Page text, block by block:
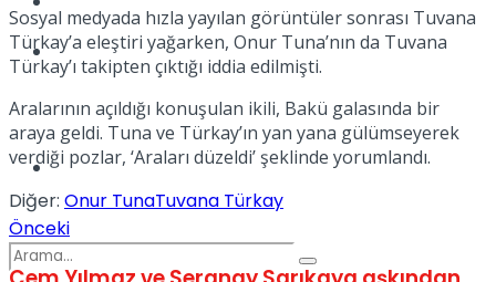
Dünya
Podcast
Sosyal medyada hızla yayılan görüntüler sonrası Tuvana
Türkay’a eleştiri yağarken, Onur Tuna’nın da Tuvana
Türkay’ı takipten çıktığı iddia edilmişti.
Aralarının açıldığı konuşulan ikili, Bakü galasında bir
araya geldi. Tuna ve Türkay’ın yan yana gülümseyerek
verdiği pozlar, ‘Araları düzeldi’ şeklinde yorumlandı.
Diğer: Onur TunaTuvana Türkay
Önceki